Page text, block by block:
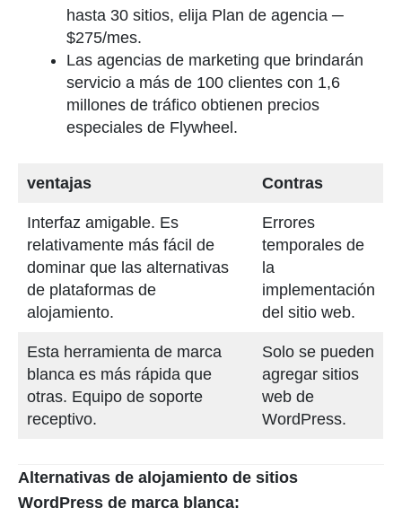
hasta 30 sitios, elija Plan de agencia ─
$275/mes.
Las agencias de marketing que brindarán
servicio a más de 100 clientes con 1,6
millones de tráfico obtienen precios
especiales de Flywheel.
ventajas Contras
Interfaz amigable. Es
relativamente más fácil de
dominar que las alternativas
de plataformas de
alojamiento.
Errores
temporales de
la
implementación
del sitio web.
Esta herramienta de marca
blanca es más rápida que
otras. Equipo de soporte
receptivo.
Solo se pueden
agregar sitios
web de
WordPress.
Alternativas de alojamiento de sitios
WordPress de marca blanca: